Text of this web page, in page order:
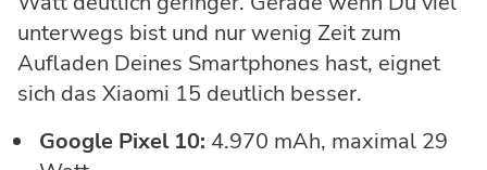
unterwegs bist und nur wenig Zeit zum
Aufladen Deines Smartphones hast, eignet
sich das Xiaomi 15 deutlich besser.
Google Pixel 10: 4.970 mAh, maximal 29